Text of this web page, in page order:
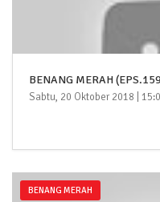
BENANG MERAH
Sabtu, 20 Oktober 2018 |
BENANG MERAH